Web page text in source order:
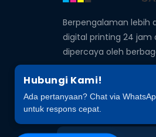
Berpengalaman lebih
digital printing 24 jam
dipercaya oleh
Hubungi Kami!
Ada pertanyaan? Chat via
untuk respons cepat.